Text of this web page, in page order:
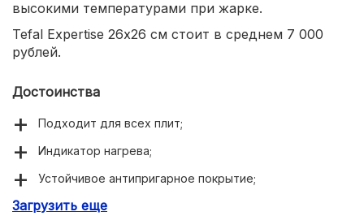
высокими температурами при жарке.
Tefal Expertise 26х26 см стоит в среднем 7 000
рублей.
Достоинства
Подходит для всех плит;
Индикатор нагрева;
Устойчивое антипригарное покрытие;
Можно мыть в посудомойке;
Загрузить еще